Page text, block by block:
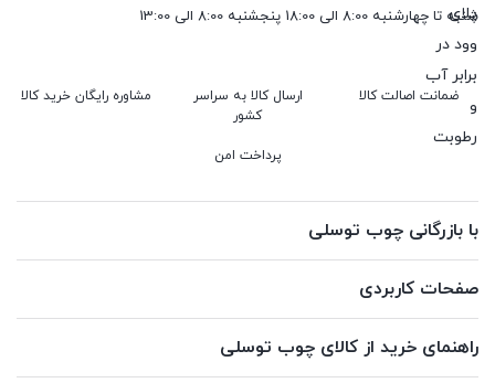
شنبه تا چهارشنبه 8:00 الی 18:00 پنجشنبه 8:00 الی 13:00
ضمانت اصالت کالا
ارسال کالا به سراسر
کشور
مشاوره رایگان خرید کالا
پرداخت امن
با بازرگانی چوب توسلی
صفحات کاربردی
راهنمای خرید از کالای چوب توسلی